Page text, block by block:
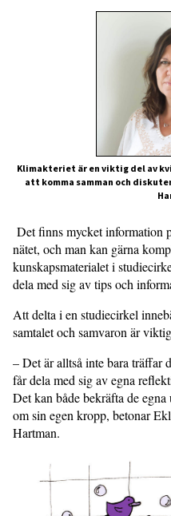
Klimakteriet är en viktig del av
att komma samman och
Det finns mycket information
nätet, och man kan gärna
kunskapsmaterialet i
dela med sig av tips och
Att delta i en studiecirkel
samtalet och samvaron är
– Det är alltså inte bara träffar
får dela med sig av egna
Det kan både bekräfta de
om sin egen kropp, betonar
Hartman.